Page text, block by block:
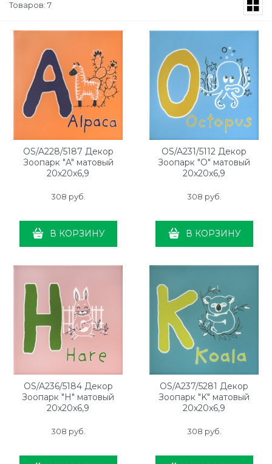
Товаров: 7
OS/A228/5187 Декор
Зоопарк "A" матовый
20x20x6,9
308 руб.
В КОРЗИНУ
OS/A231/5112 Декор
Зоопарк "O" матовый
20x20x6,9
308 руб.
В КОРЗИНУ
OS/A236/5184 Декор
Зоопарк "H" матовый
20x20x6,9
308 руб.
OS/A237/5281 Декор
Зоопарк "K" матовый
20x20x6,9
308 руб.